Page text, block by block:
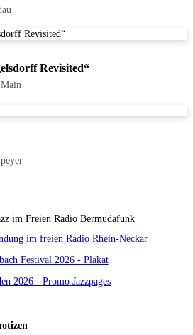
Revisited“
im freien Radio Rhein-Neckar